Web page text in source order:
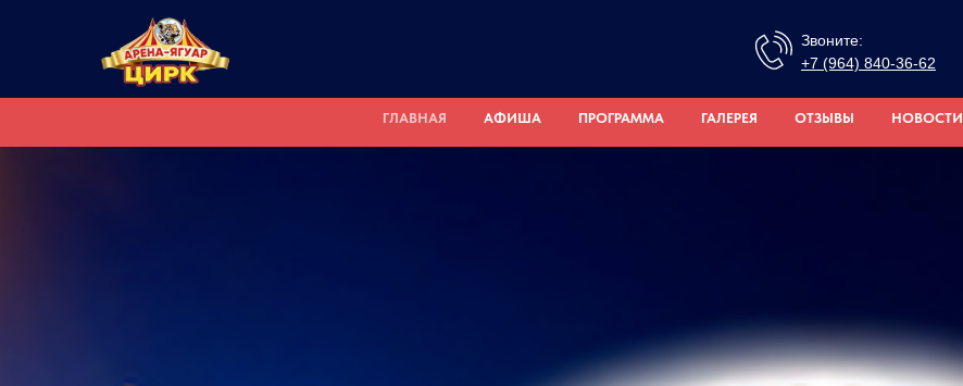
Звоните:
+7 (964) 840-36-62
ГЛАВНАЯ АФИША ПРОГРАММА ГАЛЕРЕЯ ОТЗЫВЫ НОВОСТИ